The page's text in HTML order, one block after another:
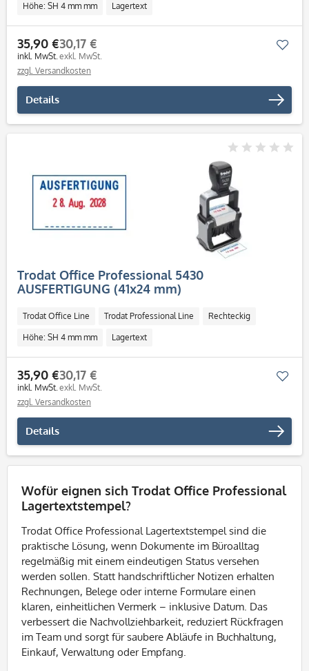
Höhe: SH 4 mm mm Lagertext
35,90 €
inkl. MwSt.
30,17 €
exkl. MwSt.
zzgl. Versandkosten
Details
Trodat Office Professional 5430
AUSFERTIGUNG (41x24 mm)
Trodat Office Line Trodat Professional Line Rechteckig
Höhe: SH 4 mm mm Lagertext
35,90 €
inkl. MwSt.
30,17 €
exkl. MwSt.
zzgl. Versandkosten
Details
Wofür eignen sich Trodat Office Professional
Lagertextstempel?
Trodat Office Professional Lagertextstempel sind die
praktische Lösung, wenn Dokumente im Büroalltag
regelmäßig mit einem eindeutigen Status versehen
werden sollen. Statt handschriftlicher Notizen erhalten
Rechnungen, Belege oder interne Formulare einen
klaren, einheitlichen Vermerk – inklusive Datum. Das
verbessert die Nachvollziehbarkeit, reduziert Rückfragen
im Team und sorgt für saubere Abläufe in Buchhaltung,
Einkauf, Verwaltung oder Empfang.